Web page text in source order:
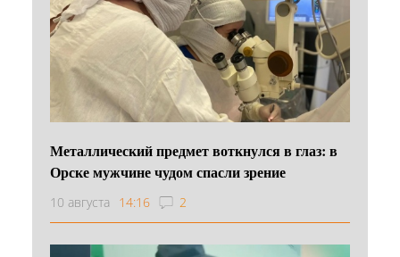
Металлический предмет воткнулся в глаз: в
Орске мужчине чудом спасли зрение
10 августа 14:16 2